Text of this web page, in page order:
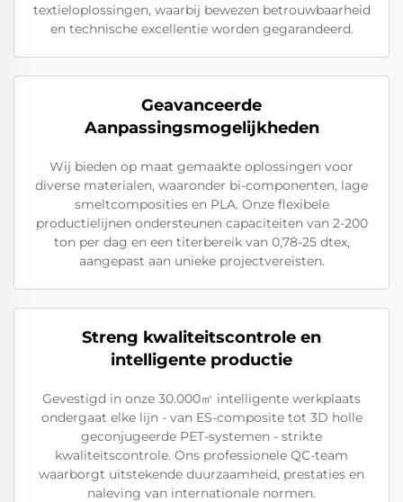
textieloplossingen, waarbij bewezen betrouwbaarheid
en technische excellentie worden gegarandeerd.
Geavanceerde
Aanpassingsmogelijkheden
Wij bieden op maat gemaakte oplossingen voor
diverse materialen, waaronder bi-componenten, lage
smeltcomposities en PLA. Onze flexibele
productielijnen ondersteunen capaciteiten van 2-200
ton per dag en een titerbereik van 0,78-25 dtex,
aangepast aan unieke projectvereisten.
Streng kwaliteitscontrole en
intelligente productie
Gevestigd in onze 30.000㎡ intelligente werkplaats
ondergaat elke lijn - van ES-composite tot 3D holle
geconjugeerde PET-systemen - strikte
kwaliteitscontrole. Ons professionele QC-team
waarborgt uitstekende duurzaamheid, prestaties en
naleving van internationale normen.